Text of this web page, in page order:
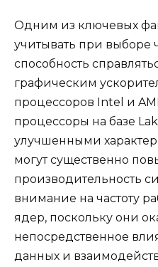
Одним из ключевых
учитывать при выборе
способность
графическим
процессоров Intel и
процессоры на базе
улучшенными
могут существенно
производительность
внимание на частоту
ядер, поскольку они
непосредственное
данных и